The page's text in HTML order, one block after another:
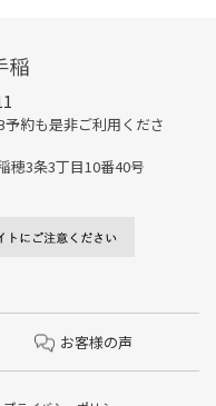
稲
約も是非ご利用くださ
穂3条3丁目10番40号
お客様の声